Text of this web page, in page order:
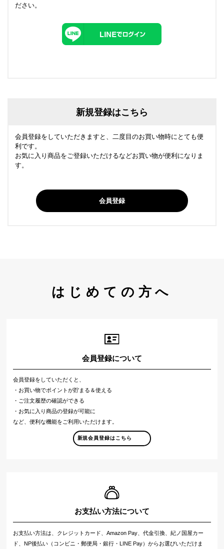
ださい。
新規登録はこちら
会員登録をしていただきますと、二度目のお買い物時にとても便
利です。
お気に入り商品をご登録いただけるなどお買い物が便利になりま
す。
会員登録
はじめての方へ
会員登録について
会員登録をしていただくと、
・お買い物でポイントが貯まる＆使える
・ご注文履歴の確認ができる
・お気に入り商品の登録が可能に
など、便利な機能をご利用いただけます。
新規会員登録はこちら
お支払い方法について
お支払い方法は、クレジットカード、Amazon Pay、代金引換、紀ノ国屋カー
ド、NP後払い（コンビニ・郵便局・銀行・LINE Pay）からお選びいただけま